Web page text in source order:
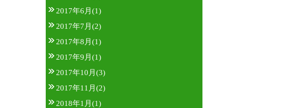
2017年6月(1)
2017年7月(2)
2017年8月(1)
2017年9月(1)
2017年10月(3)
2017年11月(2)
2018年1月(1)